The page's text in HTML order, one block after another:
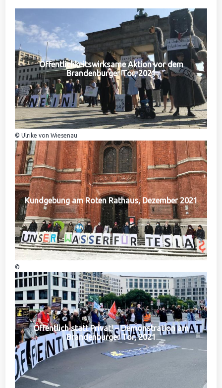
Öffentlichkeitswirksame Aktion vor dem
Brandenburger Tor, 2021
© Ulrike von Wiesenau
Kundgebung am Roten Rathaus, Dezember 2021
©
Öffentlich statt Privat! – Demonstration am
Brandenburger Tor, 2021